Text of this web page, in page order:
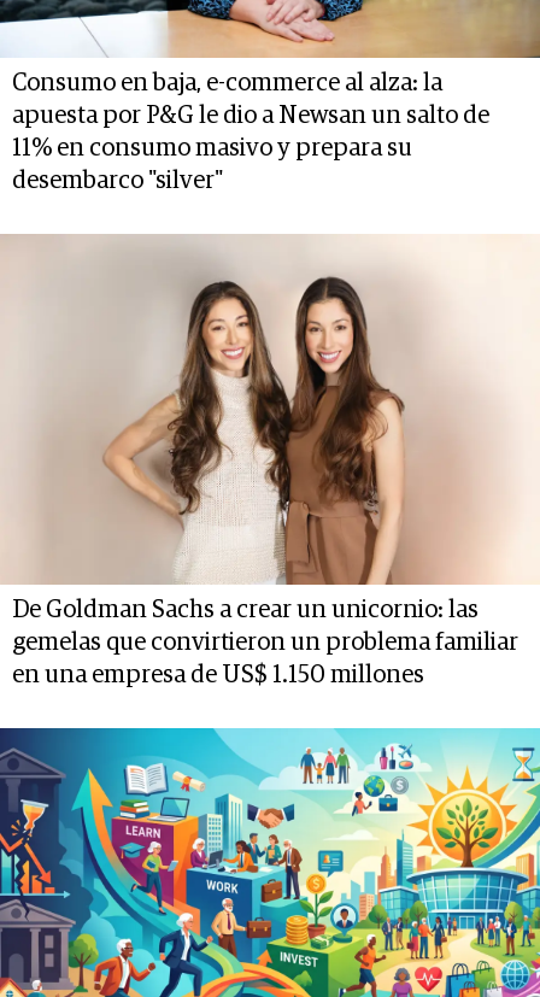
Consumo en baja, e-commerce al alza: la
apuesta por P&G le dio a Newsan un salto de
11% en consumo masivo y prepara su
desembarco "silver"
De Goldman Sachs a crear un unicornio: las
gemelas que convirtieron un problema familiar
en una empresa de US$ 1.150 millones